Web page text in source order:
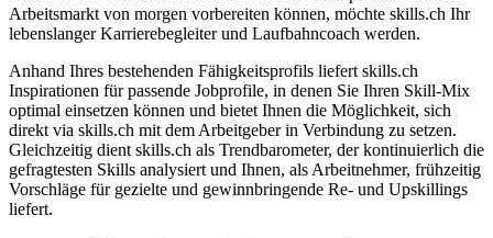
Arbeitsmarkt von morgen vorbereiten können, möchte skills.ch Ihr
lebenslanger Karrierebegleiter und Laufbahncoach werden.
Anhand Ihres bestehenden Fähigkeitsprofils liefert skills.ch
Inspirationen für passende Jobprofile, in denen Sie Ihren Skill-Mix
optimal einsetzen können und bietet Ihnen die Möglichkeit, sich
direkt via skills.ch mit dem Arbeitgeber in Verbindung zu setzen.
Gleichzeitig dient skills.ch als Trendbarometer, der kontinuierlich die
gefragtesten Skills analysiert und Ihnen, als Arbeitnehmer, frühzeitig
Vorschläge für gezielte und gewinnbringende Re- und Upskillings
liefert.